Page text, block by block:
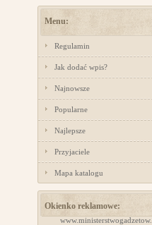
Menu:
Regulamin
Jak dodać wpis?
Najnowsze
Popularne
Najlepsze
Przyjaciele
Mapa katalogu
Okienko reklamowe: